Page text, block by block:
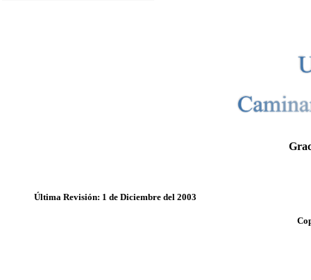
Última Revisión: 1 de Diciembre del 2003